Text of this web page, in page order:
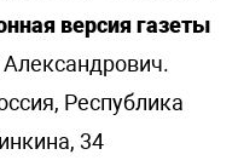
версия газеты
Республика
34